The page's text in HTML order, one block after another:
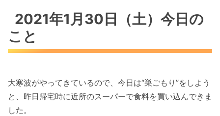
2021年1月30日（土）今日の
こと
大寒波がやってきているので、今日は“巣ごもり”をしよう
と、昨日帰宅時に近所のスーパーで食料を買い込んできま
した。